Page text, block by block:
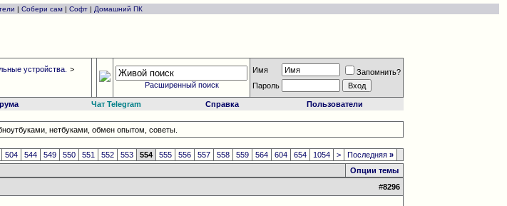
| Собери сам | Софт | Домашний ПК
устройства.
>
Расширенный поиск
Имя
Запомнить?
Пароль
Чат Telegram Справка Пользователи
нетбуками, обмен опытом, советы.
504 544 549 550 551 552 553 554 555 556 557 558 559 564 604 654 1054 > Последняя»
Опции темы
#8296